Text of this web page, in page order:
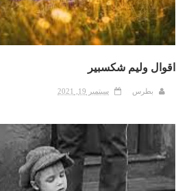
اقوال وليم شكسبير
بطرس سبتمبر 19, 2021